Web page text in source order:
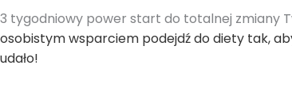
3 tygodniowy power start do totalnej zmiany
osobistym wsparciem podejdź do diety tak,
udało!